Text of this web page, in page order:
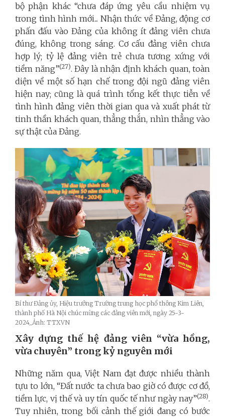
bộ phận khác “chưa đáp ứng yêu cầu nhiệm vụ
trong tình hình mới... Nhận thức về Đảng, động cơ
phấn đấu vào Đảng của không ít đảng viên chưa
đúng, không trong sáng. Cơ cấu đảng viên chưa
hợp lý; tỷ lệ đảng viên trẻ chưa tương xứng với
tiềm năng”(27). Đây là nhận định khách quan, toàn
diện về một số hạn chế trong đội ngũ đảng viên
hiện nay; cũng là quá trình tổng kết thực tiễn về
tình hình đảng viên thời gian qua và xuất phát từ
tinh thần khách quan, thẳng thắn, nhìn thẳng vào
sự thật của Đảng.
Bí thư Đảng ủy, Hiệu trưởng Trường trung học phổ thông Kim Liên,
thành phố Hà Nội chúc mừng các đảng viên mới, ngày 25-3-
2024_Ảnh: TTXVN
Xây dựng thế hệ đảng viên “vừa hồng,
vừa chuyên” trong kỷ nguyên mới
Những năm qua, Việt Nam đạt được nhiều thành
tựu to lớn, “Đất nước ta chưa bao giờ có được cơ đồ,
tiềm lực, vị thế và uy tín quốc tế như ngày nay”(28).
Tuy nhiên, trong bối cảnh thế giới đang có bước